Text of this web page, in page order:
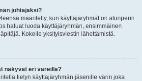
johtajaksi?
määritelty, kun käyttäjäryhmät on alunperin
haluat luoda käyttäjäryhmän, ensimmäinen
Kokeile yksityisviestin lähettämistä.
näkyvät eri väreillä?
tietyn käyttäjäryhmän jäsenille värin joka